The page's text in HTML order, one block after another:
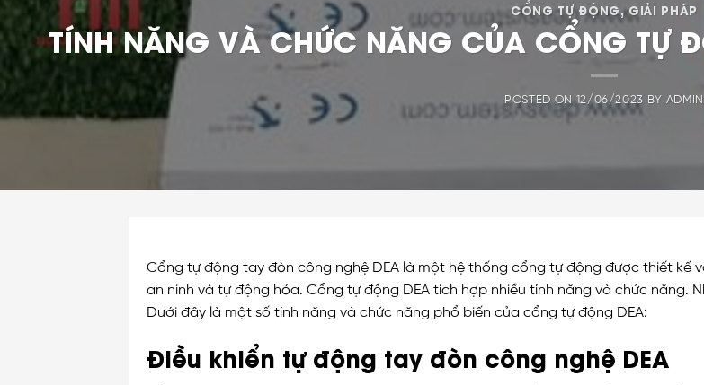
CỔNG TỰ ĐỘNG,GIẢI PHÁP
TÍNH NĂNG VÀ CHỨC NĂNG CỦA CỔNG TỰ
POSTED ON 12/06/2023 BY ADMIN
Cổng tự động tay đòn công nghệ DEA là một hệ thống cổng tự động được thiết kế
an ninh và tự động hóa. Cổng tự động DEA tích hợp nhiều tính năng và chức năng.
Dưới đây là một số tính năng và chức năng phổ biến của cổng tự động DEA:
Điều khiển tự động tay đòn công nghệ DEA